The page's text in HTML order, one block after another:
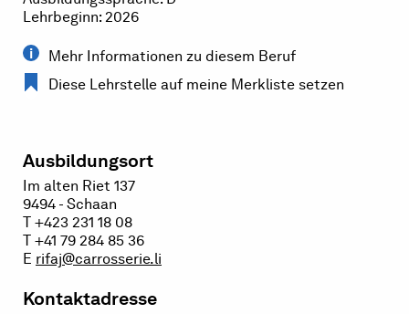
Lehrbeginn: 2026
Mehr Informationen zu diesem Beruf
Diese Lehrstelle auf meine Merkliste setzen
Ausbildungsort
Im alten Riet 137
9494 - Schaan
T +423 231 18 08
T +41 79 284 85 36
E rifaj@carrosserie.li
Kontaktadresse